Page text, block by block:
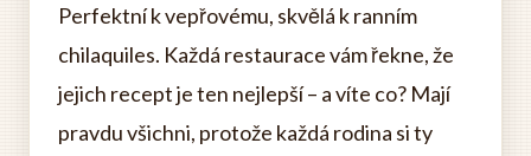
Perfektní k vepřovému, skvělá k ranním
chilaquiles. Každá restaurace vám řekne, že
jejich recept je ten nejlepší – a víte co? Mají
pravdu všichni, protože každá rodina si ty